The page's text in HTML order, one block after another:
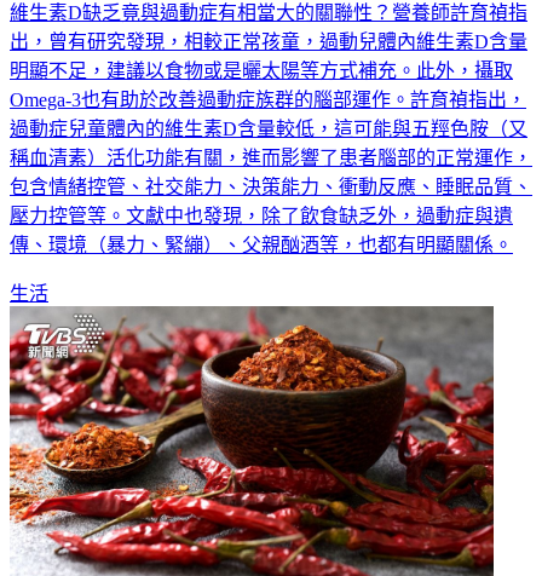
維生素D缺乏竟與過動症有相當大的關聯性？營養師許育禎指
出，曾有研究發現，相較正常孩童，過動兒體內維生素D含量
明顯不足，建議以食物或是曬太陽等方式補充。此外，攝取
Omega-3也有助於改善過動症族群的腦部運作。許育禎指出，
過動症兒童體內的維生素D含量較低，這可能與五羥色胺（又
稱血清素）活化功能有關，進而影響了患者腦部的正常運作，
包含情緒控管、社交能力、決策能力、衝動反應、睡眠品質、
壓力控管等。文獻中也發現，除了飲食缺乏外，過動症與遺
傳、環境（暴力、緊繃）、父親酗酒等，也都有明顯關係。
生活